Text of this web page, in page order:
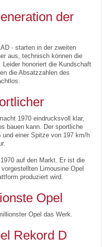
der
- starten in der zweiten
aus, technisch können die
honoriert die Kundschaft
die Absatzzahlen des
1970 eindrucksvoll klar,
bauen kann. Der sportliche
einer Spitze von 197 km/h
auf den Markt. Er ist die
Limousine Opel
produziert wird.
Opel
Opel das Werk.
Rekord D